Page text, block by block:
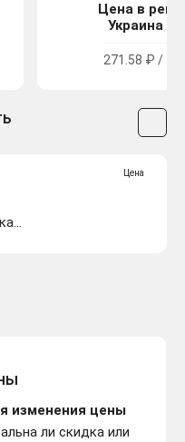
Цена в
Украина
271.58 ₽ /
Цена
изменения цены
ли скидка или